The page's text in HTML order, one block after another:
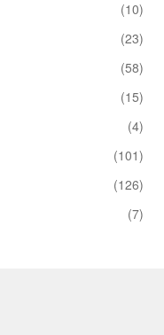
(10)
(23)
(58)
(15)
(4)
(101)
(126)
(7)